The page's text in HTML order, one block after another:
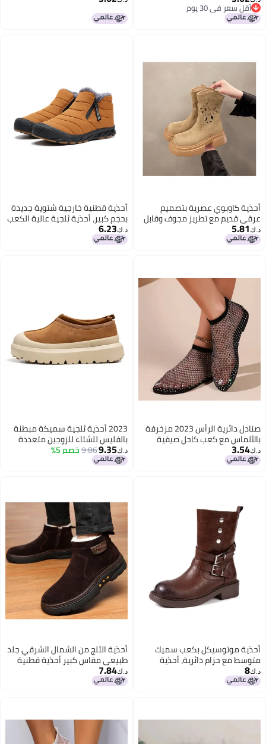
كلاسيكية أحذية قطنية للرجال
أقل سعر في 30 يوم
أقل سعر في 30 يوم 3
أحذية كاوبوي عصرية بتصميم
عرقي قديم مع تطريز مجوف وقابل
للتنفس بأسلوب غربي، أسلوب
بريطاني غير رسمي متعدد
د.ك‏5.81
أحذية قطنية خارجية شتوية جديدة
بحجم كبير، أحذية ثلجية عالية الكعب
بأسلوب عصري للأزواج، أحذية
كاجوال من المخمل العصري
د.ك‏6.23
صنادل دائرية الرأس 2023 مزخرفة
بالألماس مع كعب كاحل صيفية
بمقاسات كبيرة مسطحة
د.ك‏3.54
2023 أحذية ثلجية سميكة مبطنة
بالفليس للشتاء للزوجين متعددة
الاستخدامات بنفس أسلوب
المشاهير على الإنترنت قفل درجة
د.ك‏9.35
9.86خصم 5%
أحذية موتوسيكل بكعب سميك
متوسط مع حزام دائرية، أحذية
قصيرة بأسلوب بريطاني عصري،
أحذية رعاة البقر الغربية
د.ك‏8
أحذية الثلج من الشمال الشرقي جلد
طبيعي مقاس كبير أحذية قطنية
نعل سميك مقاومة للبرد وفرو
دافئ مدمج مضاد للانزلاق سميك
د.ك‏7.84